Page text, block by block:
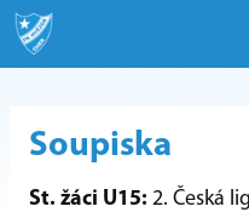
Soupiska
St. žáci U15: 2. Česká